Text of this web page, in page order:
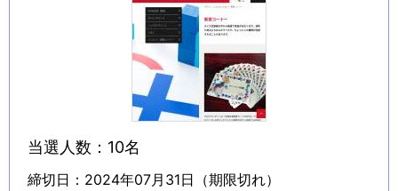
当選人数：10名
締切日：2024年07月31日（期限切れ）